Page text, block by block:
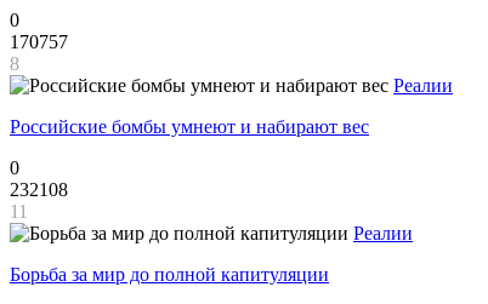
0
170757
8
Реалии
Российские бомбы умнеют и набирают вес
0
232108
11
Реалии
Борьба за мир до полной капитуляции